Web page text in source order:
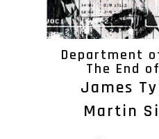
Department
The End
James
Martin